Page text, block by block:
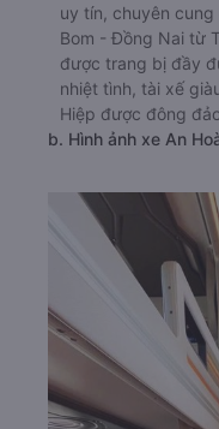
uy tín, chuyên
Bom - Đồng Nai từ
được trang bị đầy
nhiệt tình, tài xế
Hiệp được đông
b. Hình ảnh xe An